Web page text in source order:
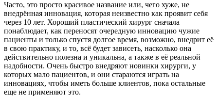
Часто, это просто красивое название или, чего хуже, не
внедрённая инновация, которая неизвестно как проявит себя
через 10 лет. Хороший пластический хирург сначала
понаблюдает, как переносят очередную инновацию чужие
пациенты и только спустя долгое время, возможно, внедрит её
в свою практику, и то, всё будет зависеть, насколько она
действительно полезна и уникальна, а также в её реальной
надобности. Очень быстро внедряют новинки хирурги, у
которых мало пациентов, и они стараются играть на
инновациях, чтобы иметь больше клиентов, пока остальные
еще не применяют это.